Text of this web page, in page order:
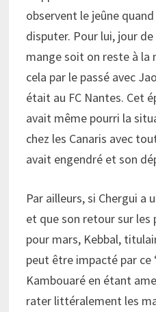
observent le jeûne
disputer. Pour lui, jour
mange soit on reste à la
cela par le passé avec
était au FC Nantes. Cet
avait même pourri la
chez les Canaris avec
avait engendré et son
Par ailleurs, si Chergui a
et que son retour sur les
pour mars, Kebbal,
peut être impacté par ce
Kambouaré en étant
rater littéralement les